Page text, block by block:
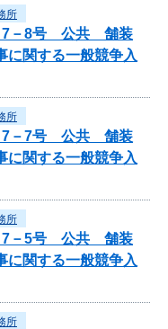
所
7－8号 公共 舗装
に関する一般競争入
所
7－7号 公共 舗装
に関する一般競争入
所
7－5号 公共 舗装
に関する一般競争入
所